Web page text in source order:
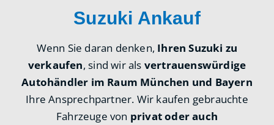
Suzuki Ankauf
Wenn Sie daran denken, Ihren Suzuki zu
verkaufen, sind wir als vertrauenswürdige
Autohändler im Raum München und Bayern
Ihre Ansprechpartner. Wir kaufen gebrauchte
Fahrzeuge von privat oder auch